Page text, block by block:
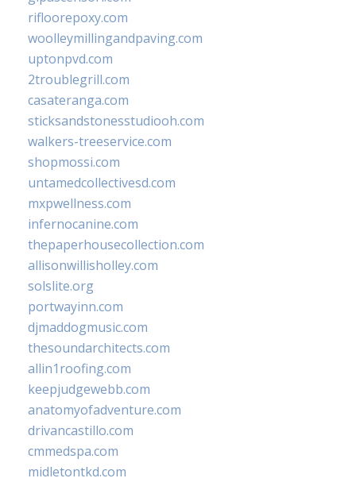
rifloorepoxy.com
woolleymillingandpaving.com
uptonpvd.com
2troublegrill.com
casateranga.com
sticksandstonesstudiooh.com
walkers-treeservice.com
shopmossi.com
untamedcollectivesd.com
mxpwellness.com
infernocanine.com
thepaperhousecollection.com
allisonwillisholley.com
solslite.org
portwayinn.com
djmaddogmusic.com
thesoundarchitects.com
allin1roofing.com
keepjudgewebb.com
anatomyofadventure.com
drivancastillo.com
cmmedspa.com
midletontkd.com